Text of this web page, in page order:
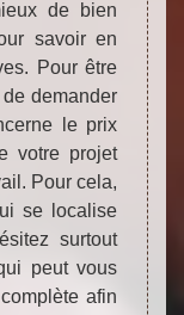
de bien
savoir en
Pour être
demander
le prix
votre projet
Pour cela,
se localise
surtout
peut vous
afin